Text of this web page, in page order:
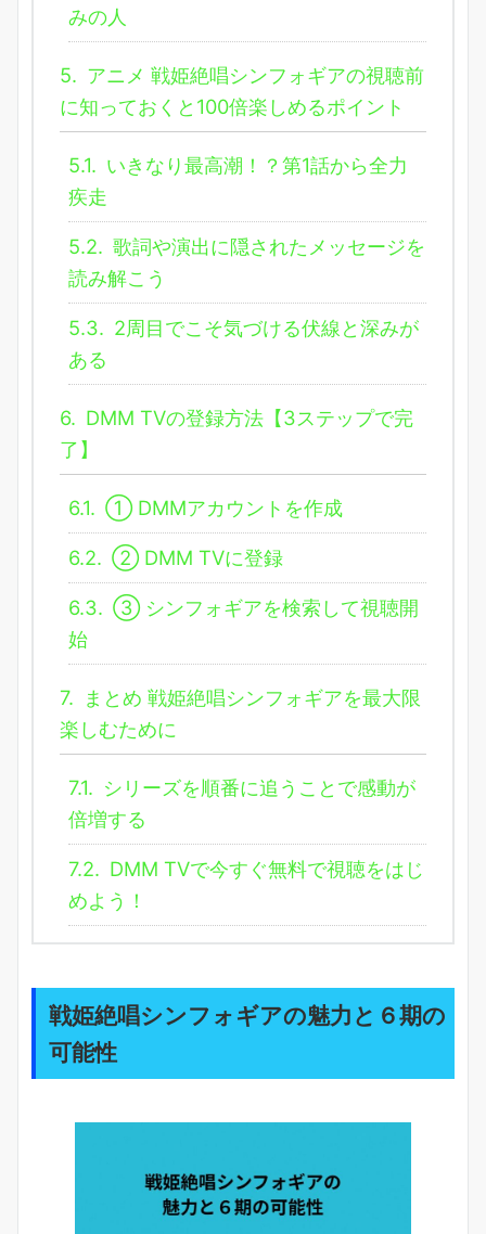
みの人
5. アニメ 戦姫絶唱シンフォギアの視聴前
に知っておくと100倍楽しめるポイント
5.1. いきなり最高潮！？第1話から全力
疾走
5.2. 歌詞や演出に隠されたメッセージを
読み解こう
5.3. 2周目でこそ気づける伏線と深みが
ある
6. DMM TVの登録方法【3ステップで完
了】
6.1. ① DMMアカウントを作成
6.2. ② DMM TVに登録
6.3. ③ シンフォギアを検索して視聴開
始
7.
まとめ 戦姫絶唱シンフォギアを最大限
楽しむために
7.1. シリーズを順番に追うことで感動が
倍増する
7.2. DMM TVで今すぐ無料で視聴をはじ
めよう！
戦姫絶唱シンフォギアの魅力と６期の
可能性